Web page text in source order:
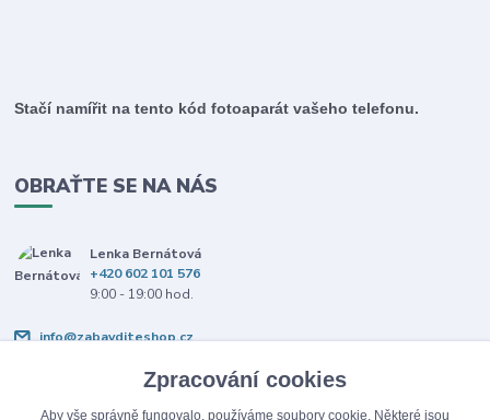
Stačí namířit na tento kód fotoaparát vašeho telefonu.
OBRAŤTE SE NA NÁS
Lenka Bernátová
+420 602 101 576
9:00 - 19:00 hod.
info@zabavditeshop.cz
Zpracování cookies
Aby vše správně fungovalo, používáme soubory cookie. Některé jsou